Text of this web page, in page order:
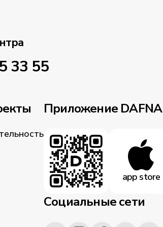
33 55
Приложение DAFNA
app store
Социальные сети